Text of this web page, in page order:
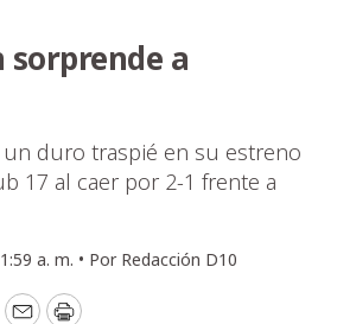
sorprende a
duro traspié en su estreno
17 al caer por 2-1 frente a
a. m. • Por Redacción D10